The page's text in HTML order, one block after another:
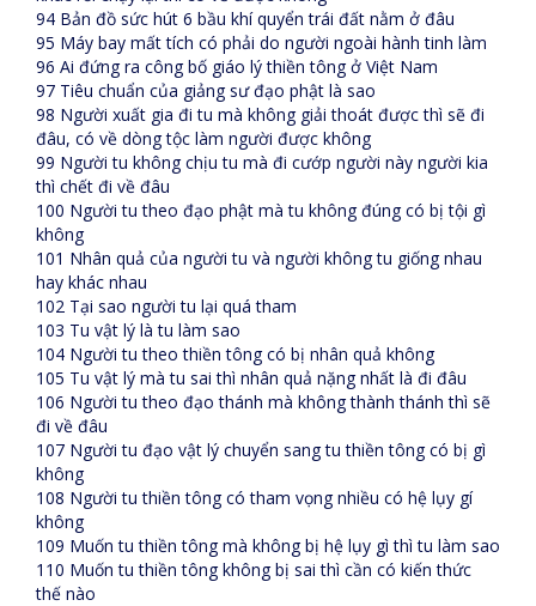
94 Bản đồ sức hút 6 bầu khí quyển trái đất nằm ở đâu
95 Máy bay mất tích có phải do người ngoài hành tinh làm
96 Ai đứng ra công bố giáo lý thiền tông ở Việt Nam
97 Tiêu chuẩn của giảng sư đạo phật là sao
98 Người xuất gia đi tu mà không giải thoát được thì sẽ đi
đâu, có về dòng tộc làm người được không
99 Người tu không chịu tu mà đi cướp người này người kia
thì chết đi về đâu
100 Người tu theo đạo phật mà tu không đúng có bị tội gì
không
101 Nhân quả của người tu và người không tu giống nhau
hay khác nhau
102 Tại sao người tu lại quá tham
103 Tu vật lý là tu làm sao
104 Người tu theo thiền tông có bị nhân quả không
105 Tu vật lý mà tu sai thì nhân quả nặng nhất là đi đâu
106 Người tu theo đạo thánh mà không thành thánh thì sẽ
đi về đâu
107 Người tu đạo vật lý chuyển sang tu thiền tông có bị gì
không
108 Người tu thiền tông có tham vọng nhiều có hệ lụy gí
không
109 Muốn tu thiền tông mà không bị hệ lụy gì thì tu làm sao
110 Muốn tu thiền tông không bị sai thì cần có kiến thức
thế nào